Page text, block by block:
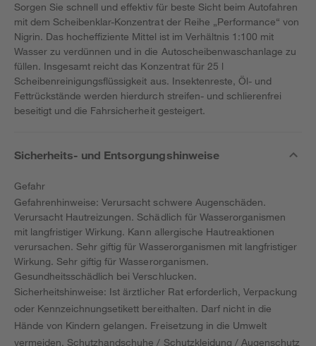
Sorgen Sie schnell und effektiv für beste Sicht beim Autofahren
mit dem Scheibenklar-Konzentrat der Reihe „Performance“ von
Nigrin. Das hocheffiziente Mittel ist im Verhältnis 1:100 mit
Wasser zu verdünnen und in die Autoscheibenwaschanlage zu
füllen. Insgesamt reicht das Konzentrat für 25 l
Scheibenreinigungsflüssigkeit aus. Insektenreste, Öl- und
Fettrückstände werden hierdurch streifen- und schlierenfrei
beseitigt und die Fahrsicherheit gesteigert.
Sicherheits- und Entsorgungshinweise
Gefahr
Gefahrenhinweise: Verursacht schwere Augenschäden.
Verursacht Hautreizungen. Schädlich für Wasserorganismen
mit langfristiger Wirkung. Kann allergische Hautreaktionen
verursachen. Sehr giftig für Wasserorganismen mit langfristiger
Wirkung. Sehr giftig für Wasserorganismen.
Gesundheitsschädlich bei Verschlucken.
Sicherheitshinweise: Ist ärztlicher Rat erforderlich, Verpackung
oder Kennzeichnungsetikett bereithalten. Darf nicht in die
Hände von Kindern gelangen. Freisetzung in die Umwelt
vermeiden. Schutzhandschuhe / Schutzkleidung / Augenschutz